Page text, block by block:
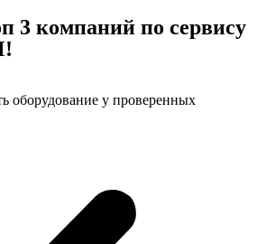
компаний по сервису
оборудование у проверенных